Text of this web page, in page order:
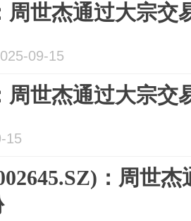
周世杰通过大宗交
09-15
周世杰通过大宗交
15
：周世